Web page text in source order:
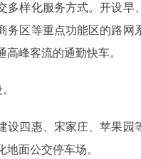
样化服务方式。开设早
务区等重点功能区的路
峰客流的通勤快车。
四惠、宋家庄、苹果园
地面公交停车场。